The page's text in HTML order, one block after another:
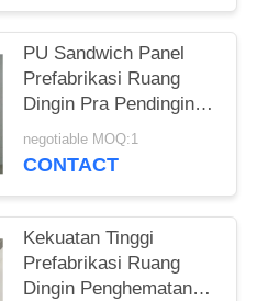
PU Sandwich Panel
Prefabrikasi Ruang
Dingin Pra Pendinginan
Pintu Tipe Sectional
negotiable MOQ:1
CONTACT
Kekuatan Tinggi
Prefabrikasi Ruang
Dingin Penghematan